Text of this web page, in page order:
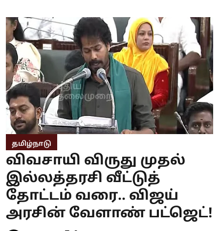
தமிழ்நாடு
விவசாயி விருது முதல்
இல்லத்தரசி வீட்டுத்
தோட்டம் வரை.. விஜய்
அரசின் வேளாண் பட்ஜெட்!